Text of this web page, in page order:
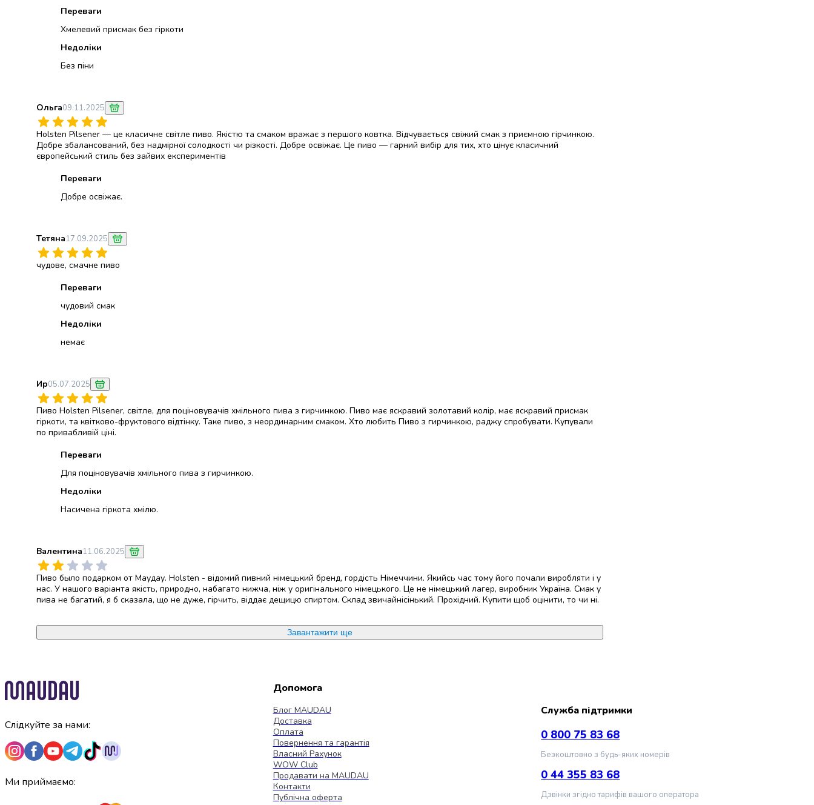
Овочева
консервація
консерви
Фруктова
та
маслини
Паштети
Джеми
Консервовані
гриби
Варення
маринади
Соуси
Майонез
Томатна
паста
Гірчиця
Хрін
Шоколад
Батончики
Печиво
Вафлі
Бісквіти
та
рулети
Круасани
та
рогалики
Жувальна
гумка
Драже
та
льодяники
цукерки
Зефір
Мармелад
Кекси
панетоне
Шоколадні
фігурки
Торти
Переваги
Хмелевий присмак без гіркоти
Недоліки
Без піни
Ольга09.11.2025
Holsten Pilsener — це класичне світле пиво. Якістю та смаком вражає з першого ковтка. Відчувається свіжий смак з приємною гірчинкою.
Добре збалансований, без надмірної солодкості чи різкості. Добре освіжає. Це пиво — гарний вибір для тих, хто цінує класичний
європейський стиль без зайвих експериментів
Переваги
Добре освіжає.
Тетяна17.09.2025
чудове, смачне пиво
Переваги
чудовий смак
Недоліки
немає
Ир05.07.2025
Пиво Holsten Pilsener, світле, для поціновувачів хмільного пива з гирчинкою. Пиво має яскравий золотавий колір, має яскравий присмак
гіркоти, та квітково-фруктового відтінку. Таке пиво, з неординарним смаком. Хто любить Пиво з гирчинкою, раджу спробувати. Купували
по привабливій ціні.
Переваги
Для поціновувачів хмільного пива з гирчинкою.
Недоліки
Насичена гіркота хмілю.
Валентина11.06.2025
Пиво было подарком от Маудау. Holsten - відомий пивний німецький бренд, гордість Німеччини. Якийсь час тому його почали виробляти і у
нас. У нашого варіанта якість, природно, набагато нижча, ніж у оригінального німецького. Це не німецький лагер, виробник Україна. Смак у
пива не багатий, я б сказала, що не дуже, гірчить, віддає дещицю спиртом. Склад звичайнісінький. Прохідний. Купити щоб оцінити, то чи ні.
Завантажити ще
Слідкуйте за нами:
Ми приймаємо:
Допомога
Блог MAUDAU
Доставка
Оплата
Повернення та гарантія
Власний Рахунок
WOW Club
Продавати на MAUDAU
Контакти
Публічна оферта
Служба підтримки
0 800 75 83 68
Безкоштовно з будь-яких номерів
0 44 355 83 68
Дзвінки згідно тарифів вашого оператора